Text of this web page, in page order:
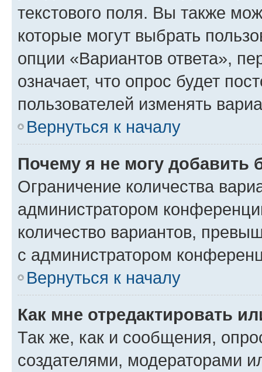
текстового поля. Вы также
которые могут выбрать
опции «Вариантов ответа»,
означает, что опрос будет
пользователей изменять
Вернуться к началу
Почему я не могу добавить
Ограничение количества
администратором
количество вариантов,
с администратором
Вернуться к началу
Как мне отредактировать
Так же, как и сообщения,
создателями, модераторами